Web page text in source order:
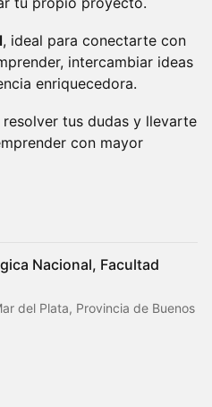
, ideal para conectarte con
intercambiar ideas
enriquecedora.
tus dudas y llevarte
con mayor
Nacional, Facultad
del Plata, Provincia de Buenos